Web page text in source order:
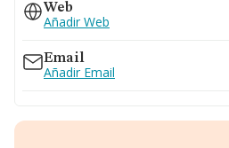
Web
Añadir Web
Email
Añadir Email